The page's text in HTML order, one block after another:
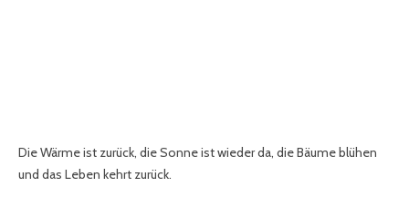
Die Wärme ist zurück, die Sonne ist wieder da, die Bäume blühen
und das Leben kehrt zurück.